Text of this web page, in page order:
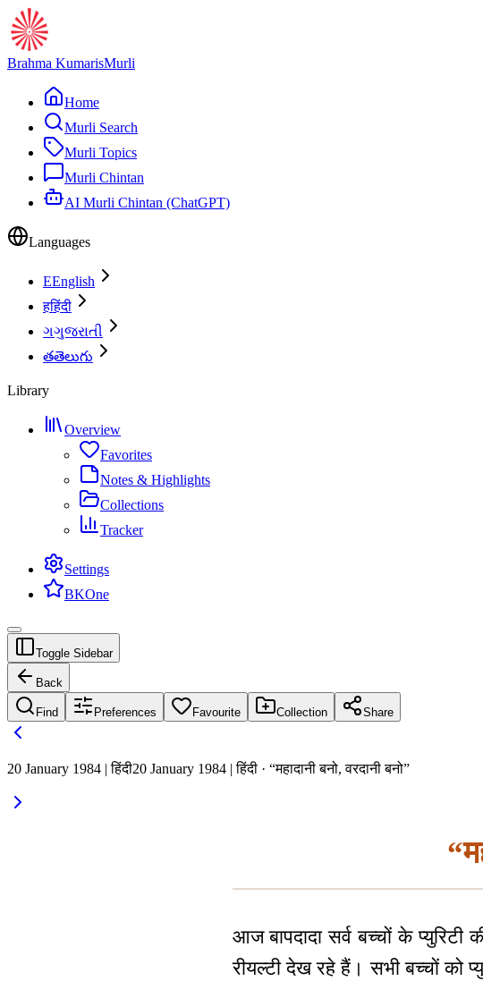
Brahma KumarisMurli
Home
Murli Search
Murli Topics
Murli Chintan
AI Murli Chintan (ChatGPT)
Languages
EEnglish
हहिंदी
ગગુજરાતી
తతెలుగు
Library
Overview
Favorites
Notes & Highlights
Collections
Tracker
Settings
BKOne
Toggle Sidebar
Back
Find Preferences Favourite Collection Share
20 January 1984 | हिंदी20 January 1984 | हिंदी · “महादानी बनो, वरदानी बनो”
आज बापदादा सर्व बच्चों के प्युरिटी
रीयल्टी देख रहे हैं। सभी बच्चों को